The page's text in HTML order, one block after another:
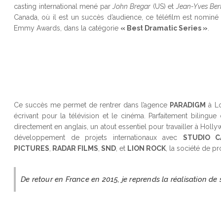
casting international mené parJohn Bregar (US) et Jean-Yves
Canada, où il est un succès d’audience, ce téléfilm est
Emmy Awards, dans la catégorie « Best Dramatic Series »
Ce succès me permet de rentrer dans l’agence PARADIGM à
écrivant pour la télévision et le cinéma. Parfaitement bilingue
directement en anglais, un atout essentiel pour travailler à
développement de projets internationaux avec STUDIO
PICTURES
RADAR FILMS SND , et LION ROCK , la société de
De retour en France en 2015, je reprends la réalisation